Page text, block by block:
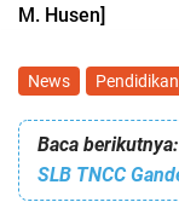
M. Husen]
News Pendidikan
Baca berikutnya: